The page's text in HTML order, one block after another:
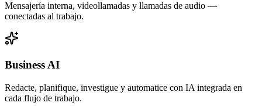
Mensajería interna, videollamadas y llamadas de audio —
conectadas al trabajo.
Business AI
Redacte, planifique, investigue y automatice con IA integrada en
cada flujo de trabajo.